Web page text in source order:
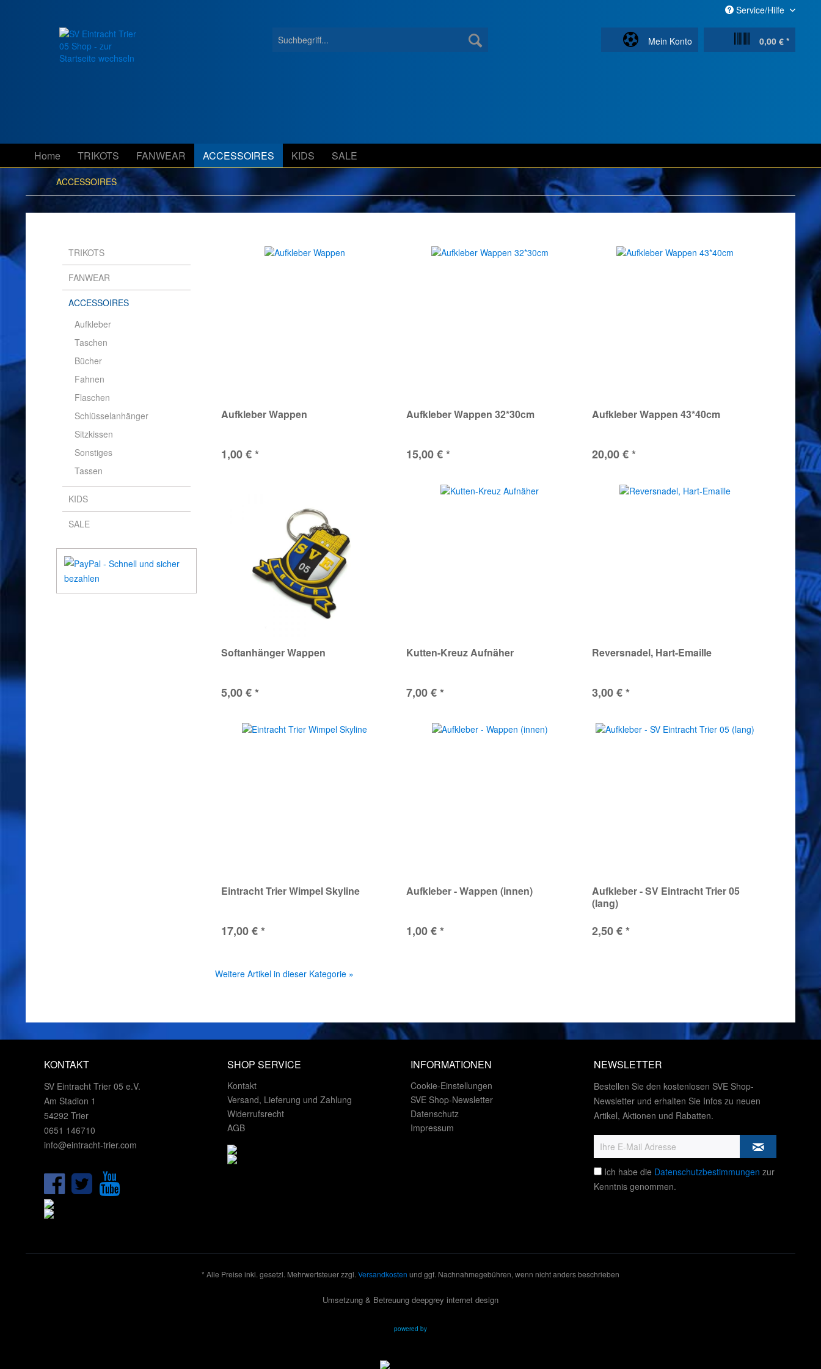
Service/Hilfe
Mein Konto 0,00 € *
Home TRIKOTS FANWEAR ACCESSOIRES KIDS SALE
ACCESSOIRES
TRIKOTS
FANWEAR
ACCESSOIRES
Aufkleber
Taschen
Bücher
Fahnen
Flaschen
Schlüsselanhänger
Sitzkissen
Sonstiges
Tassen
KIDS
SALE
Softanhänger Wappen
5,00 € *
Kutten-Kreuz Aufnäher
7,00 € *
Reversnadel, Hart-Emaille
3,00 € *
Aufkleber Wappen
1,00 € *
Aufkleber Wappen 32*30cm
15,00 € *
Aufkleber Wappen 43*40cm
20,00 € *
Eintracht Trier Wimpel Skyline
17,00 € *
Aufkleber - Wappen (innen)
1,00 € *
Aufkleber - SV Eintracht Trier 05
(lang)
2,50 € *
Weitere Artikel in dieser Kategorie »
KONTAKT
SV Eintracht Trier 05 e.V.
Am Stadion 1
54292 Trier
0651 146710
info@eintracht-trier.com
SHOP SERVICE
Kontakt
Versand, Lieferung und Zahlung
Widerrufsrecht
AGB
INFORMATIONEN
Cookie-Einstellungen
SVE Shop-Newsletter
Datenschutz
Impressum
NEWSLETTER
Bestellen Sie den kostenlosen SVE Shop-
Newsletter und erhalten Sie Infos zu neuen
Artikel, Aktionen und Rabatten.
Ich habe die Datenschutzbestimmungen zur
Kenntnis genommen.
* Alle Preise inkl. gesetzl. Mehrwertsteuer zzgl. Versandkosten und ggf. Nachnahmegebühren, wenn nicht anders beschrieben
Umsetzung & Betreuung deepgrey internet design
powered by